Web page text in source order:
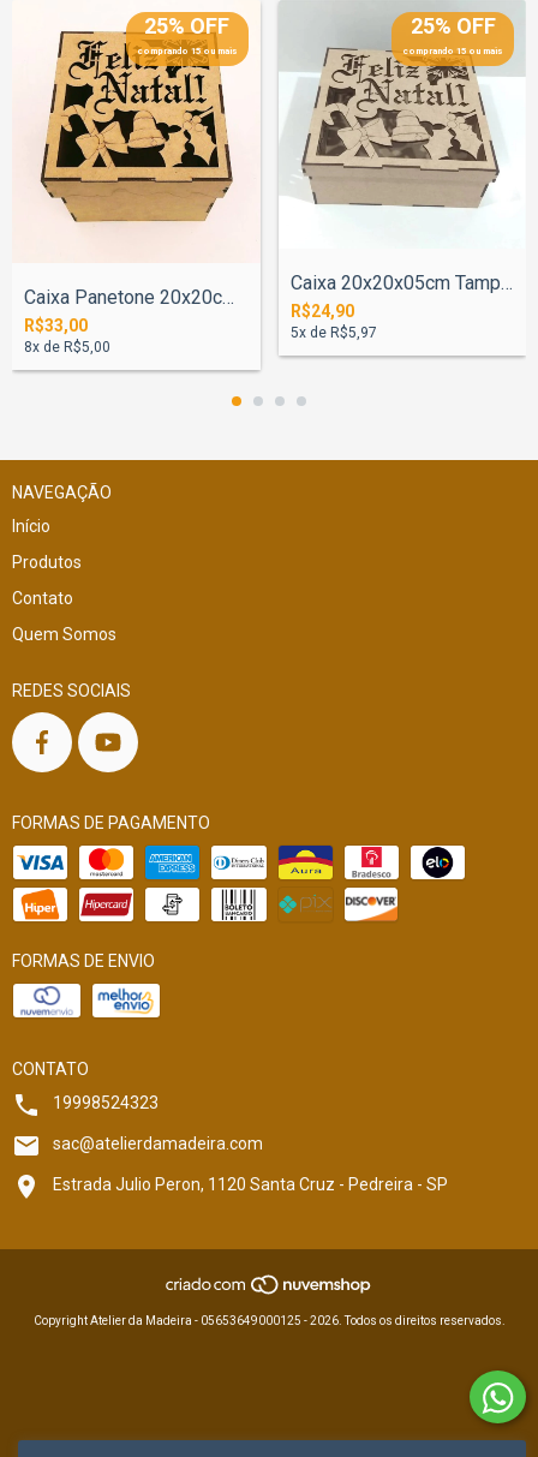
25% OFF
comprando 15 ou mais
Caixa Panetone 20x20cm Tampa Neve Feliz...
R$33,00
8x de R$5,00
25% OFF
comprando 15 ou mais
Caixa 20x20x05cm Tampa Neve Feliz Natal...
R$24,90
5x de R$5,97
NAVEGAÇÃO
Início
Produtos
Contato
Quem Somos
REDES SOCIAIS
FORMAS DE PAGAMENTO
FORMAS DE ENVIO
CONTATO
19998524323
sac@atelierdamadeira.com
Estrada Julio Peron, 1120 Santa Cruz - Pedreira - SP
Copyright Atelier da Madeira - 05653649000125 - 2026. Todos os direitos reservados.